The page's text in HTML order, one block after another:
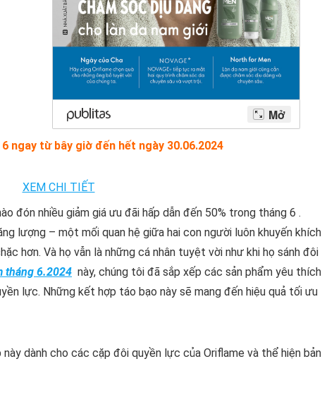
ngay từ bây giờ đến hết ngày 30.06.2024
đón nhiều giảm giá ưu đãi hấp dẫn đến 50% trong tháng 6 .
lượng – một mối quan hệ giữa hai con người luôn khuyến khích
hơn. Và họ vẫn là những cá nhân tuyệt vời như khi họ sánh đôi
tháng 6.2024 này, chúng tôi đã sắp xếp các sản phẩm yêu thích
lực. Những kết hợp táo bạo này sẽ mang đến hiệu quả tối ưu
dành cho các cặp đôi quyền lực của Oriflame và thể hiện bản